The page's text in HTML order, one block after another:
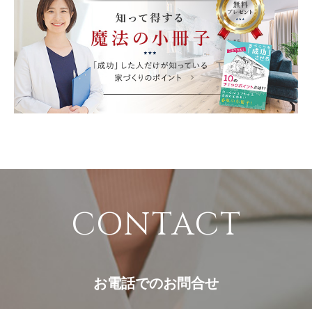
CONTACT
お電話でのお問合せ